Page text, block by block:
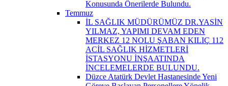
Konusunda Önerilerde Bulundu.
Temmuz
İL SAĞLIK MÜDÜRÜMÜZ DR.YASİN
YILMAZ, YAPIMI DEVAM EDEN
MERKEZ 12 NOLU ŞABAN KILIÇ 112
ACİL SAĞLIK HİZMETLERİ
İSTASYONU İNŞAATINDA
İNCELEMELERDE BULUNDU.
Düzce Atatürk Devlet Hastanesinde Yeni